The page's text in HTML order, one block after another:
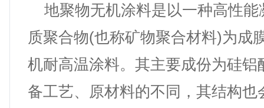
地聚物无机涂料是以一种高性能
质聚合物(也称矿物聚合材料)为成
机耐高温涂料。其主要成份为硅铝
备工艺、原材料的不同，其结构也